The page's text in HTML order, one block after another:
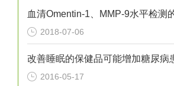
2018-07-06
2016-05-17